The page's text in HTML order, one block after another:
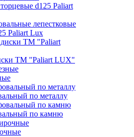
лепестковые
Paliart Lux
ТМ "Paliart LUX"
по металлу
по камню